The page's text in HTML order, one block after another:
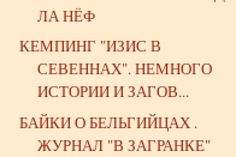
ЛА НЁФ
КЕМПИНГ "ИЗИС В
СЕВЕННАХ". НЕМНОГО
ИСТОРИИ И ЗАГОВ...
БАЙКИ О БЕЛЬГИЙЦАХ .
ЖУРНАЛ "В ЗАГРАНКЕ"